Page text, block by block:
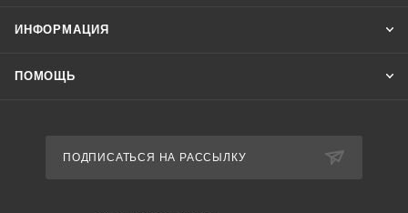
ИНФОРМАЦИЯ
ПОМОЩЬ
ПОДПИСАТЬСЯ НА РАССЫЛКУ